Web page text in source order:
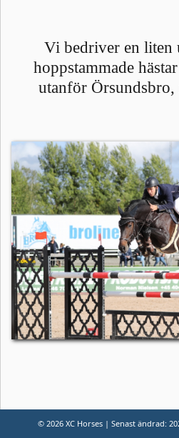
Vi bedriver en liten
hoppstammade
utanför
© 2026 XC Horses| Senast ändrad: